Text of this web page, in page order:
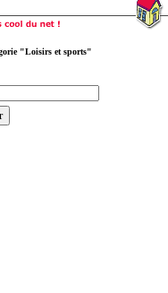
"Loisirs et sports"